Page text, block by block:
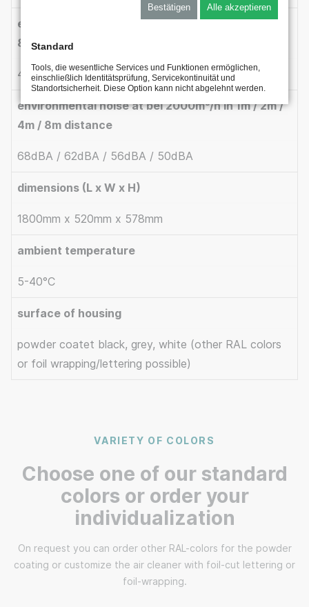
environmental noise at 600m³/h in 1m / 2m / 4m /
8m distance
47dBA / 41dBA / 35dBA / 29dBA
environmental noise at bei 2000m³/h in 1m / 2m /
4m / 8m distance
68dBA / 62dBA / 56dBA / 50dBA
dimensions (L x W x H)
1800mm x 520mm x 578mm
ambient temperature
5-40°C
surface of housing
powder coatet black, grey, white (other RAL colors
or foil wrapping/lettering possible)
VARIETY OF COLORS
Choose one of our standard
colors or order your
individualization
On request you can order other RAL-colors for the powder
coating or customize the air cleaner with foil-cut lettering or
foil-wrapping.
Bestätigen Alle akzeptieren
Standard
Tools, die wesentliche Services und Funktionen ermöglichen,
einschließlich Identitätsprüfung, Servicekontinuität und
Standortsicherheit. Diese Option kann nicht abgelehnt werden.